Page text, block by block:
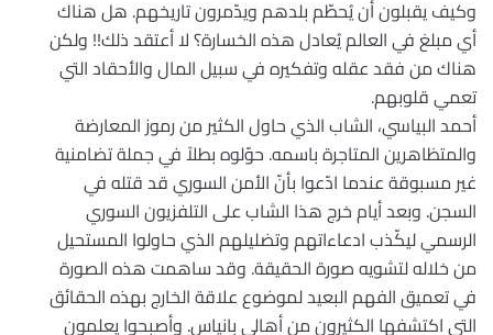
وكيف يقبلون أن يُحطّم بلدهم ويدّمرون تاريخهم. هل هناك
أي مبلغ في العالم يُعادل هذه الخسارة؟ لا أعتقد ذلك!! ولكن
هناك من فقد عقله وتفكيره في سبيل المال والأحقاد التي
تعمي قلوبهم.
أحمد البياسي، الشاب الذي حاول الكثير من رموز المعارضة
والمتظاهرين المتاجرة باسمه. حوّلوه بطلاً في جملة تضامنية
غير مسبوقة عندما ادّعوا بأنّ الأمن السوري قد قتله في
السجن. وبعد أيام خرج هذا الشاب على التلفزيون السوري
الرسمي ليكّذب ادعاءاتهم وتضليلهم الذي حاولوا المستحيل
من خلاله لتشويه صورة الحقيقة. وقد ساهمت هذه الصورة
في تعميق الفهم البعيد لموضوع علاقة الخارج بهذه الحقائق
التي اكتشفها الكثيرون من أهالي بانياس. وأصبحوا يعلمون